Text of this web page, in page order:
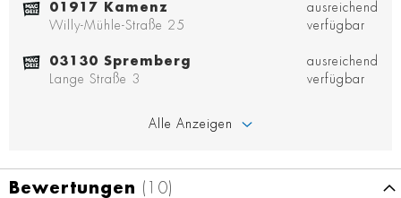
01917 Kamenz
Willy-Mühle-Straße 25
ausreichend
verfügbar
03130 Spremberg
Lange Straße 3
ausreichend
verfügbar
Alle Anzeigen
Bewertungen 10